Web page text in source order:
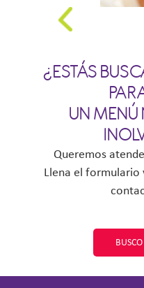
¿ESTÁS
UN
Queremos
Llena el formulario